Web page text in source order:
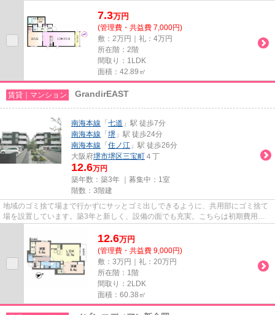
7.3万円
(管理費・共益費 7,000円)
敷：2万円｜礼：4万円
所在階：2階
間取り：1LDK
面積：42.89㎡
賃貸｜マンション GrandirEAST
南海本線 「 七道 」駅 徒歩7分
南海本線 「 堺 」駅 徒歩24分
南海本線 「 住ノ江 」駅 徒歩26分
大阪府堺市堺区三宝町 ４丁
12.6万円
築年数：築3年 ｜募集中： 1室
階数：3階建
地域のゴミ捨て場まで行かずにサッとゴミ出しできるように、共用部にゴミ捨て
場を設置しています。築3年と新しく、設備の面でも充実。こちらは初期費用を
12.6万円
(管理費・共益費 9,000円)
敷：3万円｜礼：20万円
所在階：1階
間取り：2LDK
面積：60.38㎡